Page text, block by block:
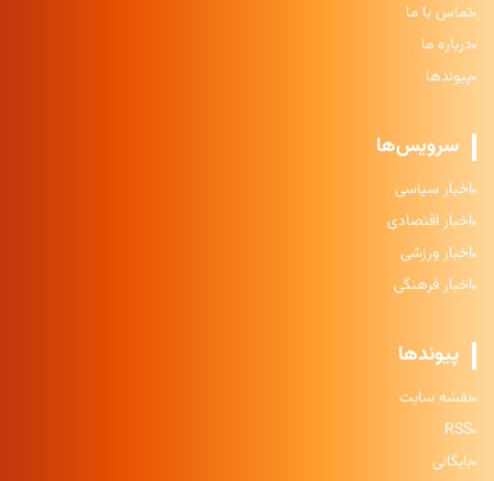
تماس با ما
درباره ما
پیوندها
سرویس‌ها
اخبار سیاسی
اخبار اقتصادی
اخبار ورزشی
اخبار فرهنگی
پیوندها
نقشه سایت
RSS
بایگانی